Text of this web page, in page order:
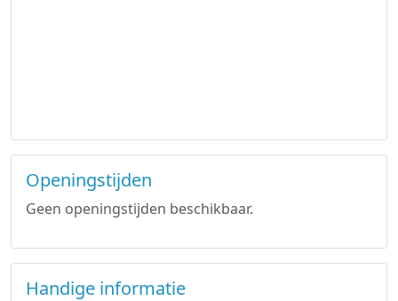
Openingstijden
Geen openingstijden beschikbaar.
Handige informatie